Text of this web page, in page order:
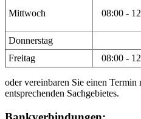
Mittwoch 08:00 -
Donnerstag
Freitag
08:00 -
oder vereinbaren Sie einen Termin
entsprechenden Sachgebietes.